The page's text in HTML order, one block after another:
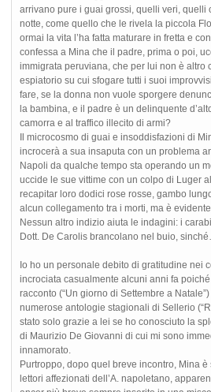
arrivano pure i guai grossi, quelli veri, quelli
notte, come quello che le rivela la piccola
ormai la vita l’ha fatta maturare in fretta e
confessa a Mina che il padre, prima o poi,
immigrata peruviana, che per lui non è altro
espiatorio su cui sfogare tutti i suoi
fare, se la donna non vuole sporgere
la bambina, e il padre è un delinquente
camorra e al traffico illecito di armi?
Il microcosmo di guai e insoddisfazioni di
incrocerà a sua insaputa con un problema
Napoli da qualche tempo sta operando un
uccide le sue vittime con un colpo di Luger
recapitar loro dodici rose rosse, gambo
alcun collegamento tra i morti, ma è
Nessun altro indizio aiuta le indagini: i
Dott. De Carolis brancolano nel buio,
Io ho un personale debito di gratitudine nei
incrociata casualmente alcuni anni fa
racconto (“Un giorno di Settembre a
numerose antologie stagionali di Sellerio
stato solo grazie a lei se ho conosciuto la
di Maurizio De Giovanni di cui mi sono
innamorato.
Purtroppo, dopo quel breve incontro, Mina
lettori affezionati dell’A. napoletano,